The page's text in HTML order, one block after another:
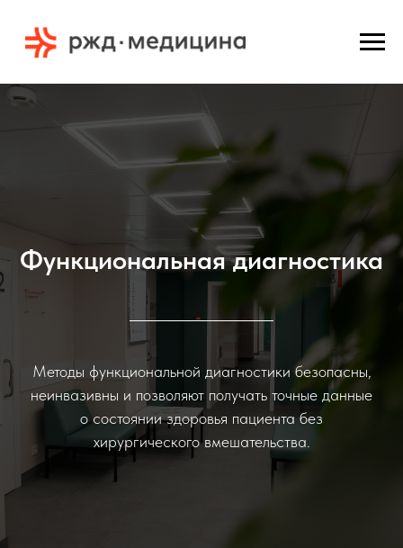
Функциональная диагностика
Методы функциональной диагностики безопасны,
неинвазивны и позволяют получать точные данные
о состоянии здоровья пациента без
хирургического вмешательства.